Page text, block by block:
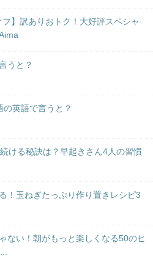
フ】訳ありおトク！大好評スペシャ
うと？
の英語で言うと？
ける秘訣は？早起きさん4人の習慣
！玉ねぎたっぷり作り置きレシピ3
ない！朝がもっと楽しくなる50のヒ